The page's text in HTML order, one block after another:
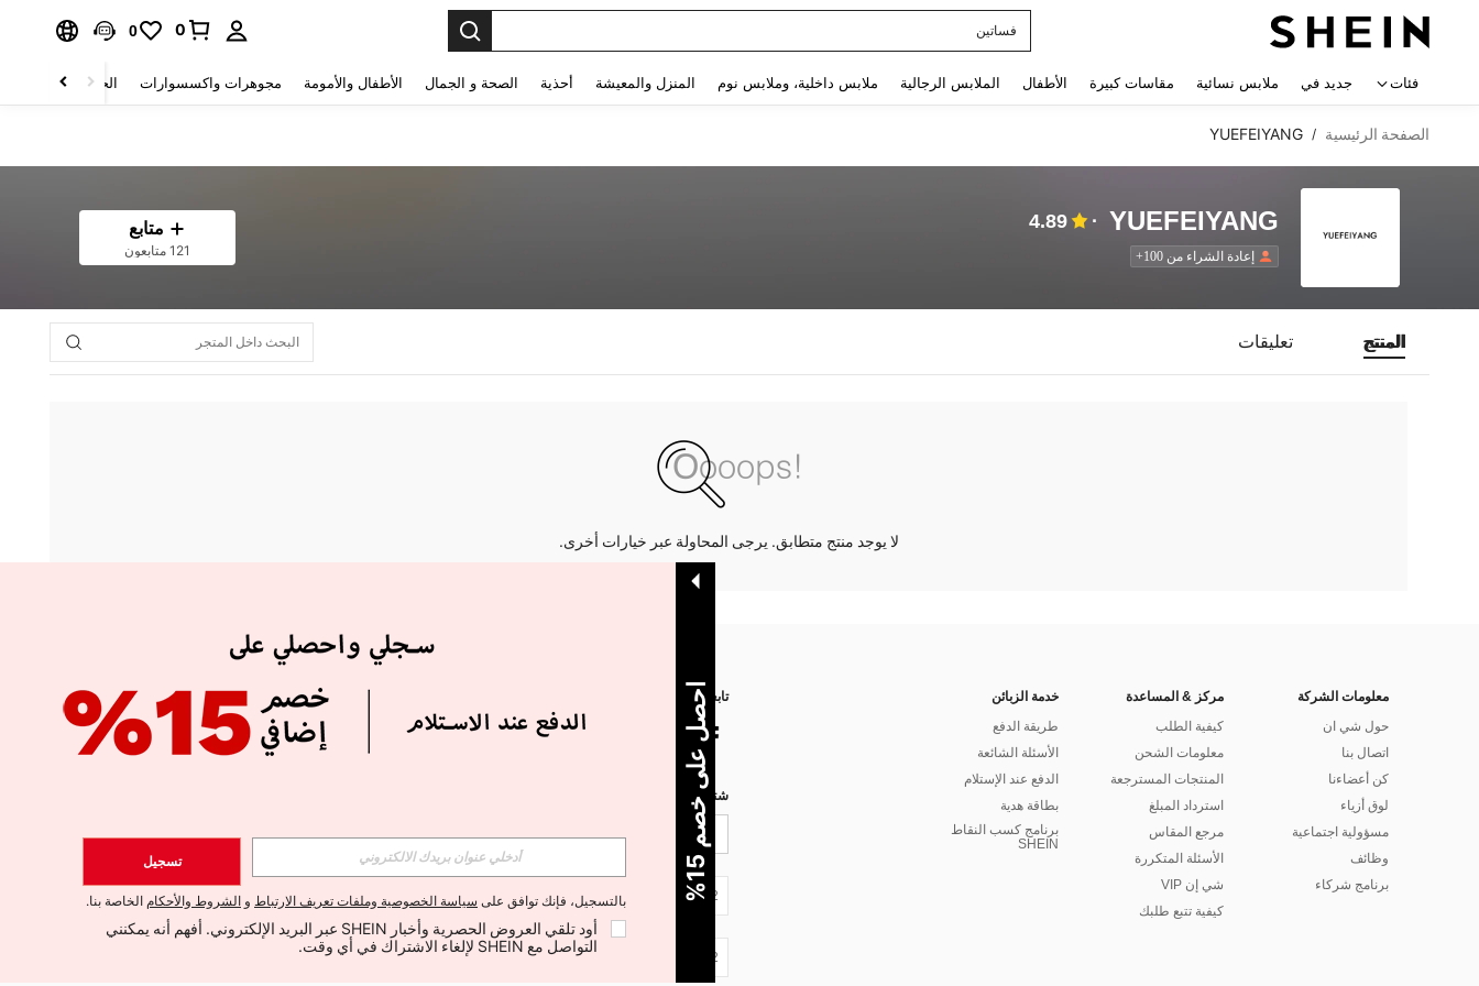
فساتين
0
0
فئات جديد في ملابس نسائية مقاسات كبيرة الأطفال الملابس الرجالية ملابس داخلية، وملابس نوم المنزل والمعيشة أحذية الصحة و الجمال الأطفال والأمومة مجوهرات واكسسوارات الحقائب والأمتعة
الصفحة الرئيسية /
YUEFEIYANG
YUEFEIYANG
4.89
إعادة الشراء من 100+
متابع
121 متابعون
المنتج تعليقات
لا يوجد منتج متطابق. يرجى المحاولة عبر خيارات أخرى.
معلومات الشركة
حول شي ان
اتصال بنا
كن أعضاءنا
لوق أزياء
مسؤولية اجتماعية
وظائف
برنامج شركاء
مركز & المساعدة
كيفية الطلب
معلومات الشحن
المنتجات المسترجعة
استرداد المبلغ
مرجع المقاس
الأسئلة المتكررة
شي إن VIP
كيفية تتبع طلبك
خدمة الزبائن
طريقة الدفع
الأسئلة الشائعة
الدفع عند الإستلام
بطاقة هدية
برنامج كسب النقاط
SHEIN
تابعنا على
شتركي مع شي إن لتصلك أخبار الموضة
الإشتراك
JO + 962 اشتراك
JO + 962
ا
ح
ص
ل
ع
ل
ى
خ
ص
م
1
5
%
تسجيل
بالتسجيل، فإنك توافق على سياسة الخصوصية وملفات تعريف الارتباط و الشروط والأحكام الخاصة بنا.
أود تلقي العروض الحصرية وأخبار SHEIN عبر البريد الإلكتروني. أفهم أنه يمكنني
التواصل مع SHEIN لإلغاء الاشتراك في أي وقت.